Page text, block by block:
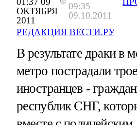
ОКТЯБРЯ
2011
09:35
09.10.2011
РЕДАКЦИЯ ВЕСТИ.РУ
В результате драки в
метро пострадали трое
иностранцев -
республик СНГ,